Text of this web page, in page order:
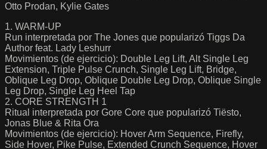
Otto Prodan, Kylie Gates
1. WARM-UP
Run interpretada por The Jones que popularizó Tiggs Da
Author feat. Lady Leshurr
Movimientos (de ejercicio): Double Leg Lift, Alt Single Leg
Extension, Triple Pulse Crunch, Single Leg Lift, Bridge,
Oblique Leg Drop, Oblique Double Leg Drop, Oblique Single
Leg Drop, Single Leg Heel Tap
2. CORE STRENGTH 1
Ritual interpretada por Gore Core que popularizó Tiësto,
Jonas Blue & Rita Ora
Movimientos (de ejercicio): Hover Arm Sequence, Firefly,
Side Hover, Pike Pulse, Extended Crunch Sequence, Hover